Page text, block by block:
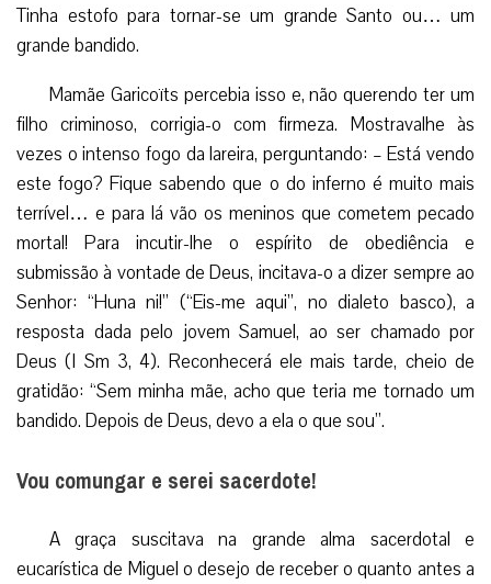
Tinha estofo para tornar-se um grande Santo ou… um
grande bandido.
Mamãe Garicoïts percebia isso e, não querendo ter um
filho criminoso, corrigia-o com firmeza. Mostravalhe às
vezes o intenso fogo da lareira, perguntando: – Está vendo
este fogo? Fique sabendo que o do inferno é muito mais
terrível… e para lá vão os meninos que cometem pecado
mortal! Para incutir-lhe o espírito de obediência e
submissão à vontade de Deus, incitava-o a dizer sempre ao
Senhor: “Huna ni!” (“Eis-me aqui”, no dialeto basco), a
resposta dada pelo jovem Samuel, ao ser chamado por
Deus (I Sm 3, 4). Reconhecerá ele mais tarde, cheio de
gratidão: “Sem minha mãe, acho que teria me tornado um
bandido. Depois de Deus, devo a ela o que sou”.
Vou comungar e serei sacerdote!
A graça suscitava na grande alma sacerdotal e
eucarística de Miguel o desejo de receber o quanto antes a